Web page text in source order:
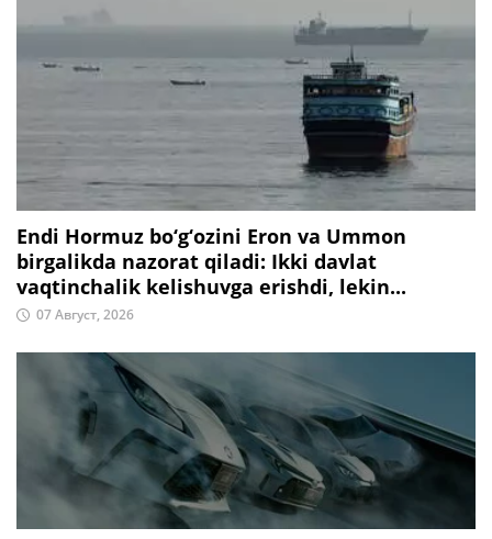
Endi Hormuz bo‘g‘ozini Eron va Ummon
birgalikda nazorat qiladi: Ikki davlat
vaqtinchalik kelishuvga erishdi, lekin...
07 Август, 2026